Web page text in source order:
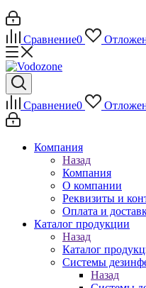
Сравнение0
Сравнение0
Компания
Назад
Компания
О компании
Реквизиты и
Оплата и
Каталог продукции
Назад
Каталог
Системы
Назад